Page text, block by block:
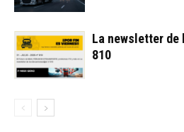
La newsletter de
810